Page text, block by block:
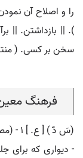
را و اصلاح آن
). || بازداشتن. ||
سخن بر کسی. (
فرهنگ
- دیواری که برای